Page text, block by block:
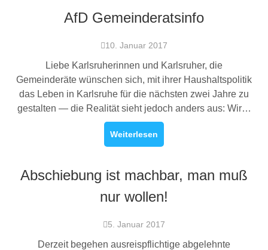
AfD Gemeinderatsinfo
10. Januar 2017
Liebe Karlsruherinnen und Karlsruher, die
Gemeinderäte wünschen sich, mit ihrer Haushaltspolitik
das Leben in Karlsruhe für die nächsten zwei Jahre zu
gestalten — die Realität sieht jedoch anders aus: Wir…
Weiterlesen
Abschiebung ist machbar, man muß
nur wollen!
5. Januar 2017
Derzeit begehen ausreispflichtige abgelehnte